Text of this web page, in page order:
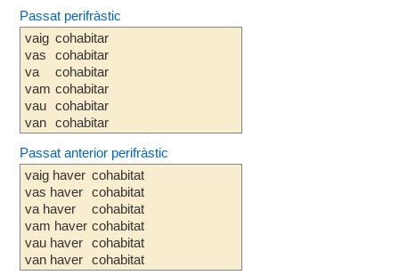
Passat perifràstic
vaig
vas
va
vam
vau
van
cohabitar
cohabitar
cohabitar
cohabitar
cohabitar
cohabitar
Passat anterior perifràstic
vaig haver
vas haver
va haver
vam haver
vau haver
van haver
cohabitat
cohabitat
cohabitat
cohabitat
cohabitat
cohabitat